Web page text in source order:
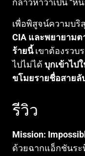
กล่าวหาว่าเป็น “ห
เพื่อพิสูจน์ความบริ
CIA และพยายาม
ร้ายนี้เขาต้องรวบ
ไปไม่ได้ บุกเข้าไป
ขโมยรายชื่อสาย
รีวิว
Mission:
ด้วยฉากแอ็กชันร